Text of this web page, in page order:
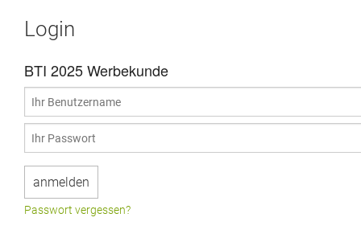
Login
BTI 2025 Werbekunde
Passwort vergessen?